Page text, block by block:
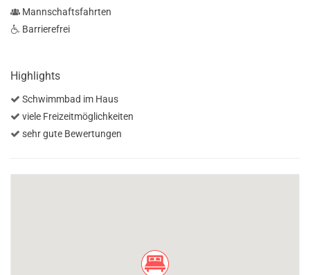
Mannschaftsfahrten
Barrierefrei
Highlights
Schwimmbad im Haus
viele Freizeitmöglichkeiten
sehr gute Bewertungen